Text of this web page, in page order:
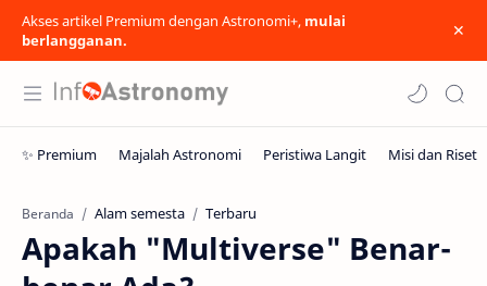
Akses artikel Premium dengan Astronomi+, mulai
berlangganan.
Beranda Alam semesta Terbaru
Apakah "Multiverse" Benar-